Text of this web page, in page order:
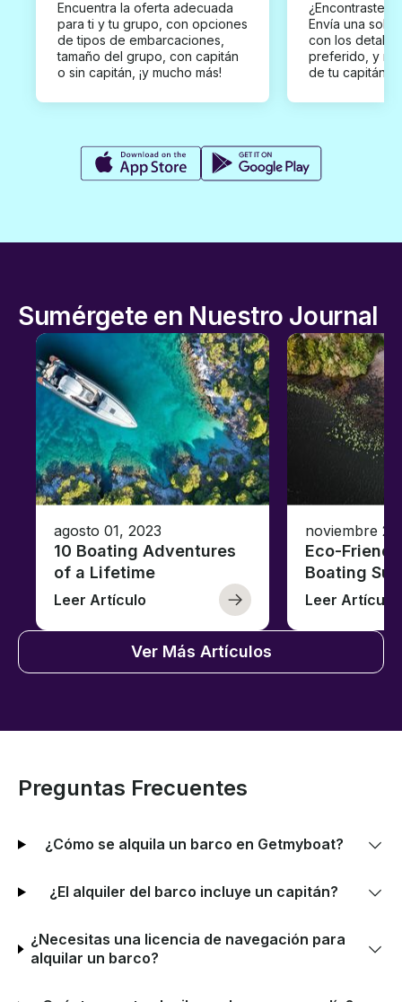
Encuentra la oferta adecuada
para ti y tu grupo, con opciones
de tipos de embarcaciones,
tamaño del grupo, con capitán
o sin capitán, ¡y mucho más!
¿Encontraste
Envía una
con los
preferido, y
de tu capitán
Sumérgete en Nuestro Journal
agosto 01, 2023
10 Boating Adventures
of a Lifetime
Leer Artículo
noviembre
Eco-
Boating
Leer Artículo
Ver Más Artículos
Preguntas Frecuentes
¿Cómo se alquila un barco en Getmyboat?
¿El alquiler del barco incluye un capitán?
¿Necesitas una licencia de navegación para
alquilar un barco?